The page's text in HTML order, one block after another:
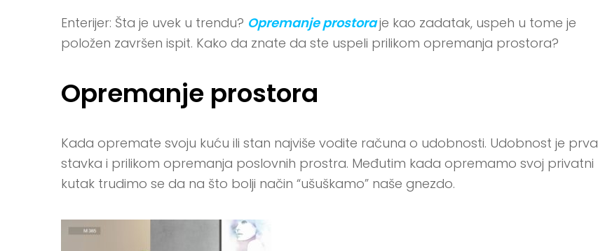
Enterijer: Šta je uvek u trendu? Opremanje prostoraje kao zadatak, uspeh u tome je
položen završen ispit. Kako da znate da ste uspeli prilikom opremanja prostora?
Opremanje prostora
Kada opremate svoju kuću ili stan najviše vodite računa o udobnosti. Udobnost je prva
stavka i prilikom opremanja poslovnih prostra. Međutim kada opremamo svoj privatni
kutak trudimo se da na što bolji način “ušuškamo” naše gnezdo.